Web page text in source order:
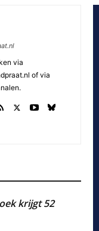
via
of via
krijgt 52